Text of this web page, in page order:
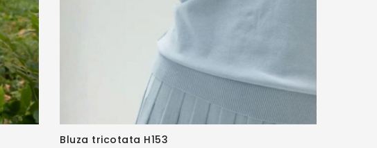
Bluza tricotata H153